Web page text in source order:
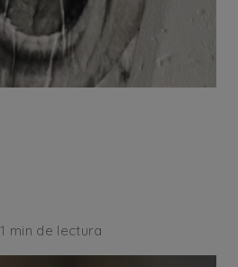
1 min de lectura